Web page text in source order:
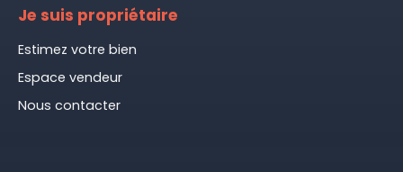
Je suis propriétaire
Estimez votre bien
Espace vendeur
Nous contacter